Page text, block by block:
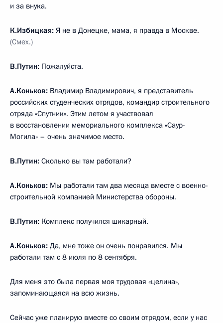
и за внука.
К.Избицкая: Я не в Донецке, мама, я правда в Москве.
(Смех.)
В.Путин: Пожалуйста.
А.Коньков: Владимир Владимирович, я представитель
российских студенческих отрядов, командир строительного
отряда «Спутник». Этим летом я участвовал
в восстановлении мемориального комплекса «Саур-
Могила» – очень значимое место.
В.Путин: Сколько вы там работали?
А.Коньков: Мы работали там два месяца вместе с военно-
строительной компанией Министерства обороны.
В.Путин: Комплекс получился шикарный.
А.Коньков: Да, мне тоже он очень понравился. Мы
работали там с 8 июля по 8 сентября.
Для меня это была первая моя трудовая «целина»,
запоминающаяся на всю жизнь.
Сейчас уже планирую вместе со своим отрядом, если у нас